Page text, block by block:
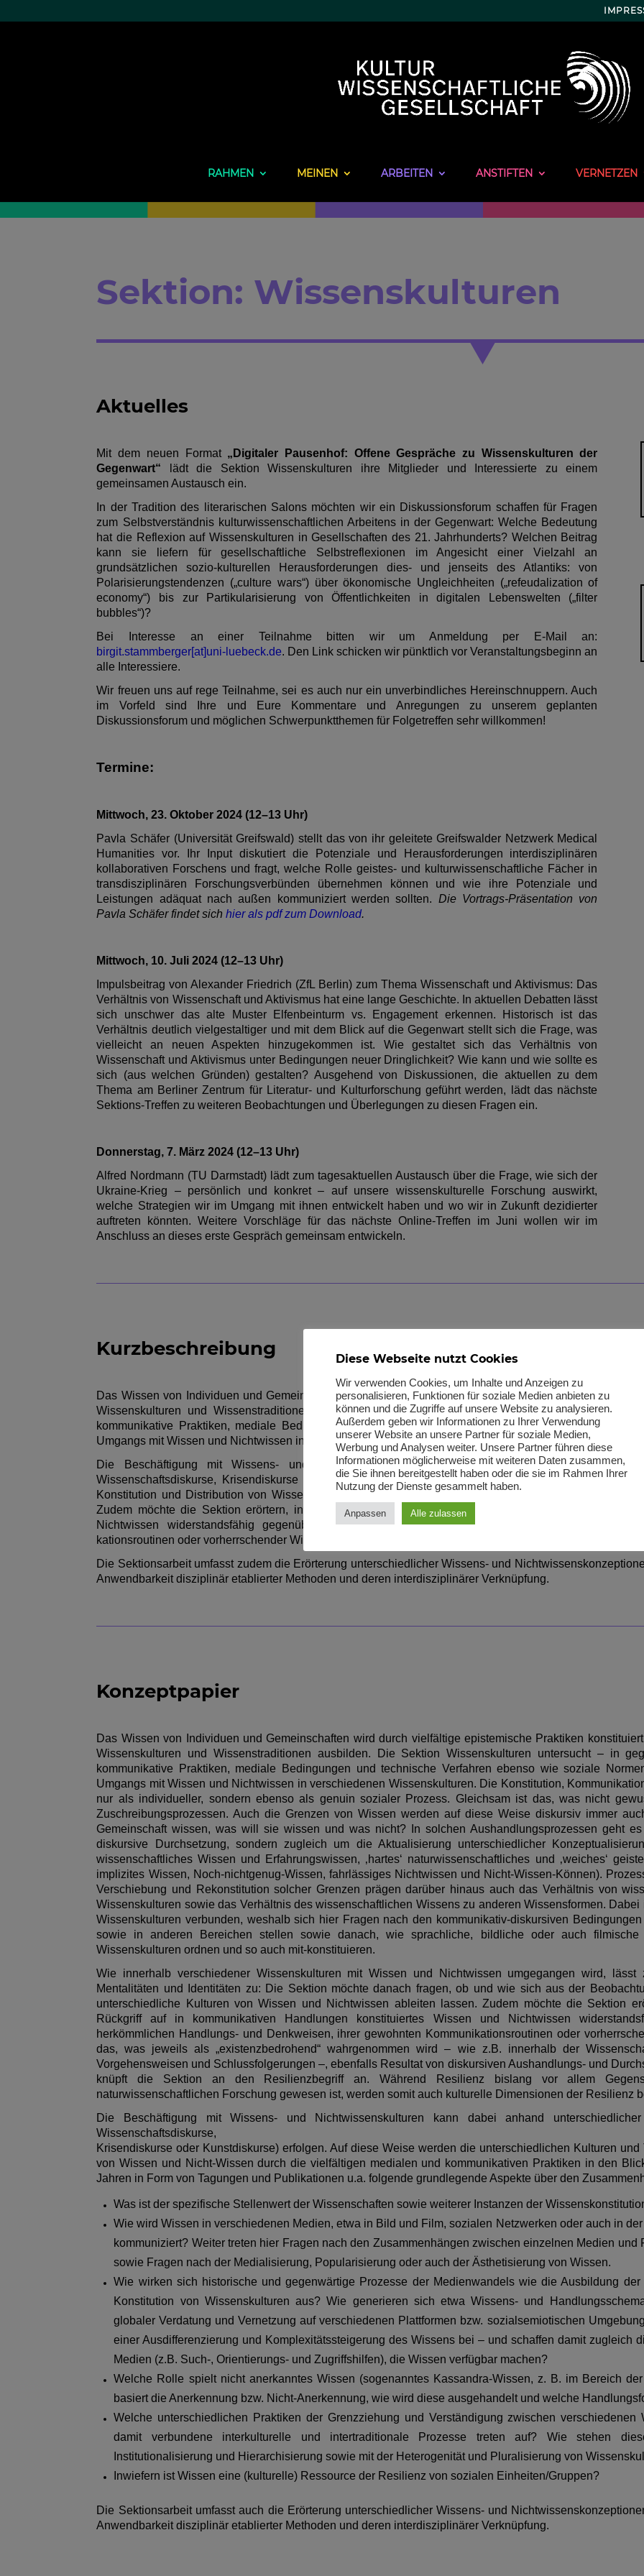
RAHMEN MEINEN ARBEITEN ANSTIFTEN VERNETZEN
Sektion: Wissenskulturen
Aktuelles
Mit dem neuen Format „Digitaler Pausenhof: Offene Gespräche zu Wissenskulturen der
Gegenwart“ lädt die Sektion Wissenskulturen ihre Mitglieder und Interessierte zu einem
gemeinsamen Austausch ein.
In der Tradition des literarischen Salons möchten wir ein Diskussionsforum schaffen für Fragen
zum Selbstverständnis kulturwissenschaftlichen Arbeitens in der Gegenwart: Welche Bedeutung
hat die Reflexion auf Wissenskulturen in Gesellschaften des 21. Jahrhunderts? Welchen Beitrag
kann sie liefern für gesellschaftliche Selbstreflexionen im Angesicht einer Vielzahl an
grundsätzlichen sozio-kulturellen Herausforderungen dies- und jenseits des Atlantiks: von
Polarisierungstendenzen („culture wars“) über ökonomische Ungleichheiten („refeudalization of
economy“) bis zur Partikularisierung von Öffentlichkeiten in digitalen Lebenswelten („filter
bubbles“)?
Bei Interesse an einer Teilnahme bitten wir um Anmeldung per E-Mail an:
birgit.stammberger[at]uni-luebeck.de. Den Link schicken wir pünktlich vor Veranstaltungsbeginn an
alle Interessiere.
Wir freuen uns auf rege Teilnahme, sei es auch nur ein unverbindliches Hereinschnuppern. Auch
im Vorfeld sind Ihre und Eure Kommentare und Anregungen zu unserem geplanten
Diskussionsforum und möglichen Schwerpunktthemen für Folgetreffen sehr willkommen!
Termine:
Mittwoch, 23. Oktober 2024 (12–13 Uhr)
Pavla Schäfer (Universität Greifswald) stellt das von ihr geleitete Greifswalder Netzwerk Medical
Humanities vor. Ihr Input diskutiert die Potenziale und Herausforderungen interdisziplinären
kollaborativen Forschens und fragt, welche Rolle geistes- und kulturwissenschaftliche Fächer in
transdisziplinären Forschungsverbünden übernehmen können und wie ihre Potenziale und
Leistungen adäquat nach außen kommuniziert werden sollten. Die Vortrags-Präsentation von
Pavla Schäfer findet sichhier als pdf zum Download.
Mittwoch, 10. Juli 2024 (12–13 Uhr)
Impulsbeitrag von Alexander Friedrich (ZfL Berlin) zum Thema Wissenschaft und Aktivismus: Das
Verhältnis von Wissenschaft und Aktivismus hat eine lange Geschichte. In aktuellen Debatten lässt
sich unschwer das alte Muster Elfenbeinturm vs. Engagement erkennen. Historisch ist das
Verhältnis deutlich vielgestaltiger und mit dem Blick auf die Gegenwart stellt sich die Frage, was
vielleicht an neuen Aspekten hinzugekommen ist. Wie gestaltet sich das Verhältnis von
Wissenschaft und Aktivismus unter Bedingungen neuer Dringlichkeit? Wie kann und wie sollte es
sich (aus welchen Gründen) gestalten? Ausgehend von Diskussionen, die aktuellen zu dem
Thema am Berliner Zentrum für Literatur- und Kulturforschung geführt werden, lädt das nächste
Sektions-Treffen zu weiteren Beobachtungen und Überlegungen zu diesen Fragen ein.
Donnerstag, 7. März 2024 (12–13 Uhr)
Alfred Nordmann (TU Darmstadt) lädt zum tagesaktuellen Austausch über die Frage, wie sich der
Ukraine-Krieg – persönlich und konkret – auf unsere wissenskulturelle Forschung auswirkt,
welche Strategien wir im Umgang mit ihnen entwickelt haben und wo wir in Zukunft dezidierter
auftreten könnten.Weitere Vorschläge für das nächste Online-Treffen im Juni wollen wir im
Anschluss an dieses erste Gespräch gemeinsam entwickeln.
Kurzbeschreibung
Das Wissen von Individuen und Gemeinschaften wird durch vielfältige epistemische Praktiken
Wissenskulturen und Wissenstraditionen ausbilden. Die Sektion Wissenskulturen untersucht – in
kommunikative Praktiken, mediale Bedingungen und technische Verfahren ebenso wie soziale
Umgangs mit Wissen und Nichtwissen in verschiedenen Wissenskulturen.
Die Beschäftigung mit Wissens- und Nichtwissenskulturen soll dabei anhand
Wissenschaftsdiskurse, Krisendiskurse oder Kunstdiskurse) erfolgen. Auf diese Weise werden die
Konstitution und Distribution von Wissen und Nicht-Wissen durch die vielfältigen medialen und
Zudem möchte die Sektion erörtern, inwiefern soziale Akteure sich unter Rückgriff auf in
Nichtwissen widerstandsfähig gegenüber Herausfor­derungen ihrer herkömmlichen Handlungs-
kationsroutinen oder vorherrschender Wissensordnungen machen.
Die Sektionsarbeit umfasst zudem die Erörterung unterschiedlicher Wissens- und
Anwendbarkeit disziplinär etablierter Methoden und deren interdisziplinärer Verknüpfung.
Konzeptpapier
Das Wissen von Individuen und Gemeinschaften wird durch vielfältige epistemische Praktiken
Wissenskulturen und Wissenstraditionen ausbilden. Die Sektion Wissenskulturen untersucht – in
kommunikative Praktiken, mediale Bedingungen und technische Verfahren ebenso wie soziale
Umgangs mit Wissen und Nichtwissen in verschiedenen Wissenskulturen. Die Konstitution,
nur als individueller, sondern ebenso als genuin sozialer Prozess. Gleichsam ist das, was nicht
Zuschreibungsprozessen. Auch die Grenzen von Wissen werden auf diese Weise diskursiv immer
Gemeinschaft wissen, was will sie wissen und was nicht? In solchen Aushandlungsprozessen geht
diskursive Durchsetzung, sondern zugleich um die Aktualisierung unterschiedlicher
wissenschaftliches Wissen und Erfahrungswissen, ‚hartes‘ naturwissenschaftliches und ‚weiches‘
implizites Wissen, Noch-nichtgenug-Wissen, fahrlässiges Nichtwissen und Nicht-Wissen-Können).
Verschiebung und Rekonstitution solcher Grenzen prägen darüber hinaus auch das Verhältnis von
Wissenskulturen sowie das Verhältnis des wissenschaftlichen Wissens zu anderen Wissensformen.
Wissenskulturen verbunden, weshalb sich hier Fragen nach den kommunikativ-diskursiven
sowie in anderen Bereichen stellen sowie danach, wie sprachliche, bildliche oder auch
Wissenskulturen ordnen und so auch mit-konstituieren.
Wie innerhalb verschiedener Wissenskulturen mit Wissen und Nichtwissen umgegangen wird,
Mentalitäten und Identitäten zu: Die Sektion möchte danach fragen, ob und wie sich aus der
unterschiedliche Kulturen von Wissen und Nichtwissen ableiten lassen. Zudem möchte die Sektion
Rückgriff auf in kommunikativen Handlungen konstituiertes Wissen und Nichtwissen
herkömmlichen Handlungs- und Denkweisen, ihrer gewohnten Kommunikationsroutinen oder
das, was jeweils als „existenzbedrohend“ wahrgenommen wird – wie z.B. innerhalb der
Vorgehensweisen und Schlussfolgerungen –, ebenfalls Resultat von diskursiven Aushandlungs- und
knüpft die Sektion an den Resilienzbegriff an. Während Resilienz bislang vor allem
naturwissenschaftlichen Forschung gewesen ist, werden somit auch kulturelle Dimensionen der Resilienz
Die Beschäftigung mit Wissens- und Nichtwissenskulturen kann dabei anhand
Wissenschaftsdiskurse,
Krisendiskurse oder Kunstdiskurse) erfolgen. Auf diese Weise werden die unterschiedlichen Kulturen
von Wissen und Nicht-Wissen durch die vielfältigen medialen und kommunikativen Praktiken in den
Jahren in Form von Tagungen und Publikationen u.a. folgende grundlegende Aspekte über den
Was ist der spezifische Stellenwert der Wissenschaften sowie weiterer Instanzen der
Wie wird Wissen in verschiedenen Medien, etwa in Bild und Film, sozialen Netzwerken oder auch in
kommuniziert? Weiter treten hier Fragen nach den Zusammenhängen zwischen einzelnen Medien
sowie Fragen nach der Medialisierung, Popularisierung oder auch der Ästhetisierung von Wissen.
Wie wirken sich historische und gegenwärtige Prozesse der Medienwandels wie die Ausbildung
Konstitution von Wissenskulturen aus? Wie generieren sich etwa Wissens- und
globaler Verdatung und Vernetzung auf verschiedenen Plattformen bzw. sozialsemiotischen
einer Ausdifferenzierung und Komplexitätssteigerung des Wissens bei – und schaffen damit zugleich
Medien (z.B. Such-, Orientierungs- und Zugriffshilfen), die Wissen verfügbar machen?
Welche Rolle spielt nicht anerkanntes Wissen (sogenanntes Kassandra-Wissen, z. B. im Bereich
basiert die Anerkennung bzw. Nicht-Anerkennung, wie wird diese ausgehandelt und welche
Welche unterschiedlichen Praktiken der Grenzziehung und Verständigung zwischen verschiedenen
damit verbundene interkulturelle und intertraditionale Prozesse treten auf? Wie stehen
Institutionalisierung und Hierarchisierung sowie mit der Heterogenität und Pluralisierung von
Inwiefern ist Wissen eine (kulturelle) Ressource der Resilienz von sozialen Einheiten/Gruppen?
Die Sektionsarbeit umfasst auch die Erörterung unterschiedlicher Wissens- und
Anwendbarkeit disziplinär etablierter Methoden und deren interdisziplinärer Verknüpfung.
Diese Webseite nutzt Cookies
Wir verwenden Cookies, um Inhalte und Anzeigen zu
personalisieren, Funktionen für soziale Medien anbieten zu
können und die Zugriffe auf unsere Website zu analysieren.
Außerdem geben wir Informationen zu Ihrer Verwendung
unserer Website an unsere Partner für soziale Medien,
Werbung und Analysen weiter. Unsere Partner führen diese
Informationen möglicherweise mit weiteren Daten zusammen,
die Sie ihnen bereitgestellt haben oder die sie im Rahmen Ihrer
Nutzung der Dienste gesammelt haben.
Anpassen Alle zulassen